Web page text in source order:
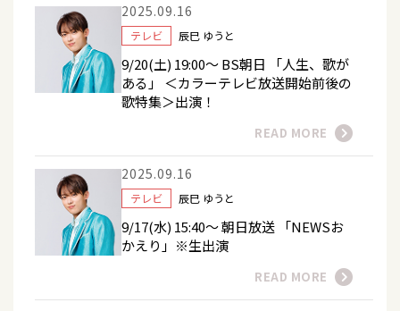
2025.09.16
テレビ 辰巳 ゆうと
9/20(土) 19:00～ BS朝日 「人生、歌が
ある」 ＜カラーテレビ放送開始前後の
歌特集＞出演！
READ MORE
2025.09.16
テレビ 辰巳 ゆうと
9/17(水) 15:40～ 朝日放送 「NEWSお
かえり」※生出演
READ MORE